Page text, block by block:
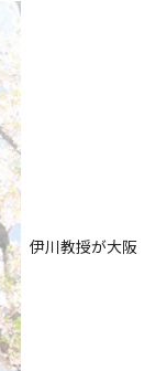
伊川教授が大阪